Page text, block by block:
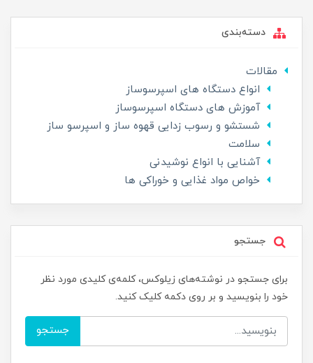
دسته‌بندی
مقالات
انواع دستگاه های اسپرسوساز
آموزش های دستگاه اسپرسوساز
شستشو و رسوب زدایی قهوه ساز و اسپرسو ساز
سلامت
آشنایی با انواع نوشیدنی
خواص مواد غذایی و خوراکی ها
جستجو
برای جستجو در نوشته‌های زیلوکس، کلمه‌ی کلیدی مورد نظر
خود را بنویسید و بر روی دکمه کلیک کنید.
جستجو